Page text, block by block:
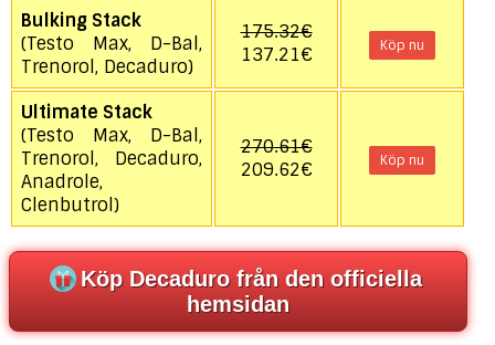
Bulking Stack
(Testo Max, D-Bal,
Trenorol, Decaduro)
175.32€
137.21€
Köp nu
Ultimate Stack
(Testo Max, D-Bal,
Trenorol, Decaduro,
Anadrole,
Clenbutrol)
270.61€
209.62€
Köp nu
Köp Decaduro från den officiella
hemsidan